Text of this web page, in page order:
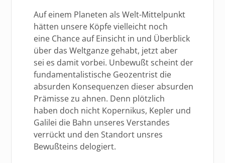
Auf einem Planeten als Welt-Mittelpunkt
hätten unsere Köpfe vielleicht noch
eine Chance auf Einsicht in und Überblick
über das Weltganze gehabt, jetzt aber
sei es damit vorbei. Unbewußt scheint der
fundamentalistische Geozentrist die
absurden Konsequenzen dieser absurden
Prämisse zu ahnen. Denn plötzlich
haben doch nicht Kopernikus, Kepler und
Galilei die Bahn unseres Verstandes
verrückt und den Standort unsres
Bewußteins delogiert.